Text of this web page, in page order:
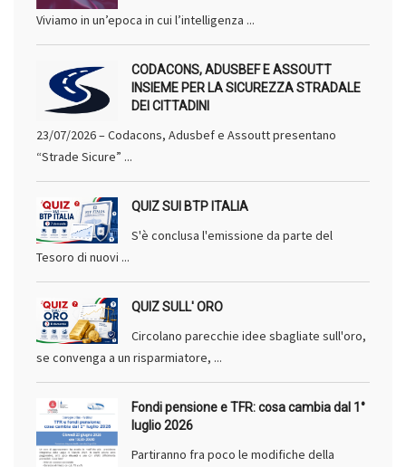
Viviamo in un’epoca in cui l’intelligenza ...
CODACONS, ADUSBEF E ASSOUTT
INSIEME PER LA SICUREZZA STRADALE
DEI CITTADINI
23/07/2026 – Codacons, Adusbef e Assoutt presentano
“Strade Sicure” ...
QUIZ SUI BTP ITALIA
S'è conclusa l'emissione da parte del
Tesoro di nuovi ...
QUIZ SULL' ORO
Circolano parecchie idee sbagliate sull'oro,
se convenga a un risparmiatore, ...
Fondi pensione e TFR: cosa cambia dal 1°
luglio 2026
Partiranno fra poco le modifiche della